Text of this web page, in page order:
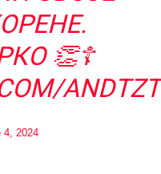
👏☦️
4, 2024